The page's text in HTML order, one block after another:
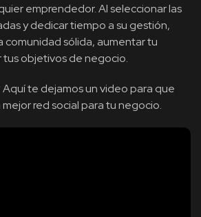
emprendedor. Al seleccionar las
y dedicar tiempo a su gestión,
comunidad sólida, aumentar tu
tus objetivos de negocio.
te dejamos un video para que
mejor red social para tu negocio.